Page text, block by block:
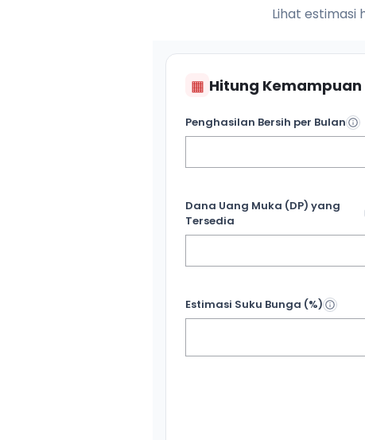
Lihat estimasi
▦ Hitung Kemampuan
Penghasilan Bersih per Bulan
Dana Uang Muka (DP) yang
Tersedia
Estimasi Suku Bunga (%)